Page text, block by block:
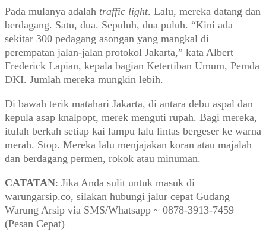
Pada mulanya adalah traffic light. Lalu, mereka datang dan
berdagang. Satu, dua. Sepuluh, dua puluh. “Kini ada
sekitar 300 pedagang asongan yang mangkal di
perempatan jalan-jalan protokol Jakarta,” kata Albert
Frederick Lapian, kepala bagian Ketertiban Umum, Pemda
DKI. Jumlah mereka mungkin lebih.
Di bawah terik matahari Jakarta, di antara debu aspal dan
kepula asap knalpopt, merek menguti rupah. Bagi mereka,
itulah berkah setiap kai lampu lalu lintas bergeser ke warna
merah. Stop. Mereka lalu menjajakan koran atau majalah
dan berdagang permen, rokok atau minuman.
CATATAN: Jika Anda sulit untuk masuk di
warungarsip.co, silakan hubungi jalur cepat Gudang
Warung Arsip via SMS/Whatsapp ~ 0878-3913-7459
(Pesan Cepat)